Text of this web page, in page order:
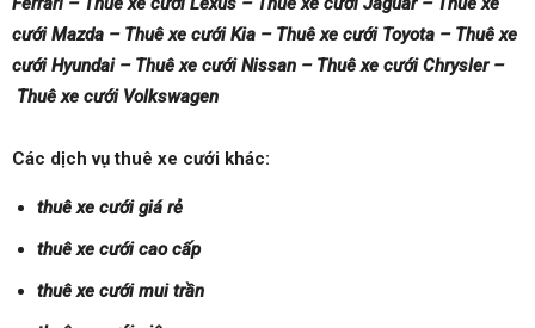
cưới Mazda – Thuê xe cưới Kia – Thuê xe cưới Toyota – Thuê xe
cưới Hyundai – Thuê xe cưới Nissan – Thuê xe cưới Chrysler –
Thuê xe cưới Volkswagen
Các dịch vụ thuê xe cưới khác:
thuê xe cưới giá rẻ
thuê xe cưới cao cấp
thuê xe cưới mui trần